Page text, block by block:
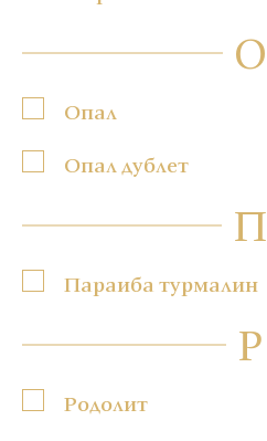
О
Опал
Опал дублет
П
Параиба турмалин
Р
Родолит